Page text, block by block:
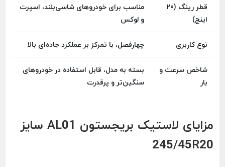
قطر رینگ (20
اینچ)
مناسب برای خودروهای شاسی‌بلند، اسپرت
و لوکس
نوع کاربری
چهارفصل، با تمرکز بر عملکرد جاده‌ای بالا
شاخص سرعت و
بار
بسته به مدل، قابل استفاده در خودروهای
سنگین‌تر و پرقدرت
مزایای لاستیک بریجستون AL01 سایز
245/45R20